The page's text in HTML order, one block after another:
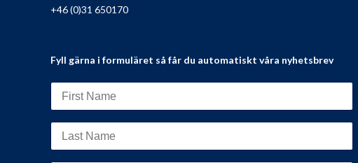
+46 (0)31 650170
Fyll gärna i formuläret så får du automatiskt våra nyhetsbrev